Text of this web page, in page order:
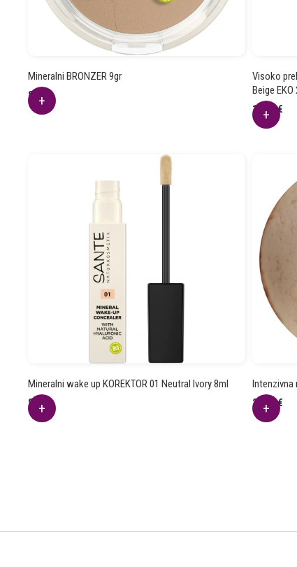
Mineralni BRONZER 9gr
8.80
€
Visoko
Beige EKO
16.64€
Mineralni wake up KOREKTOR 01 Neutral Ivory 8ml
8.28
€
Intenzivna
25.62€